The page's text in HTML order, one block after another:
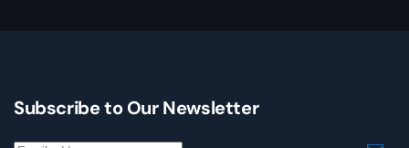
Subscribe to Our Newsletter